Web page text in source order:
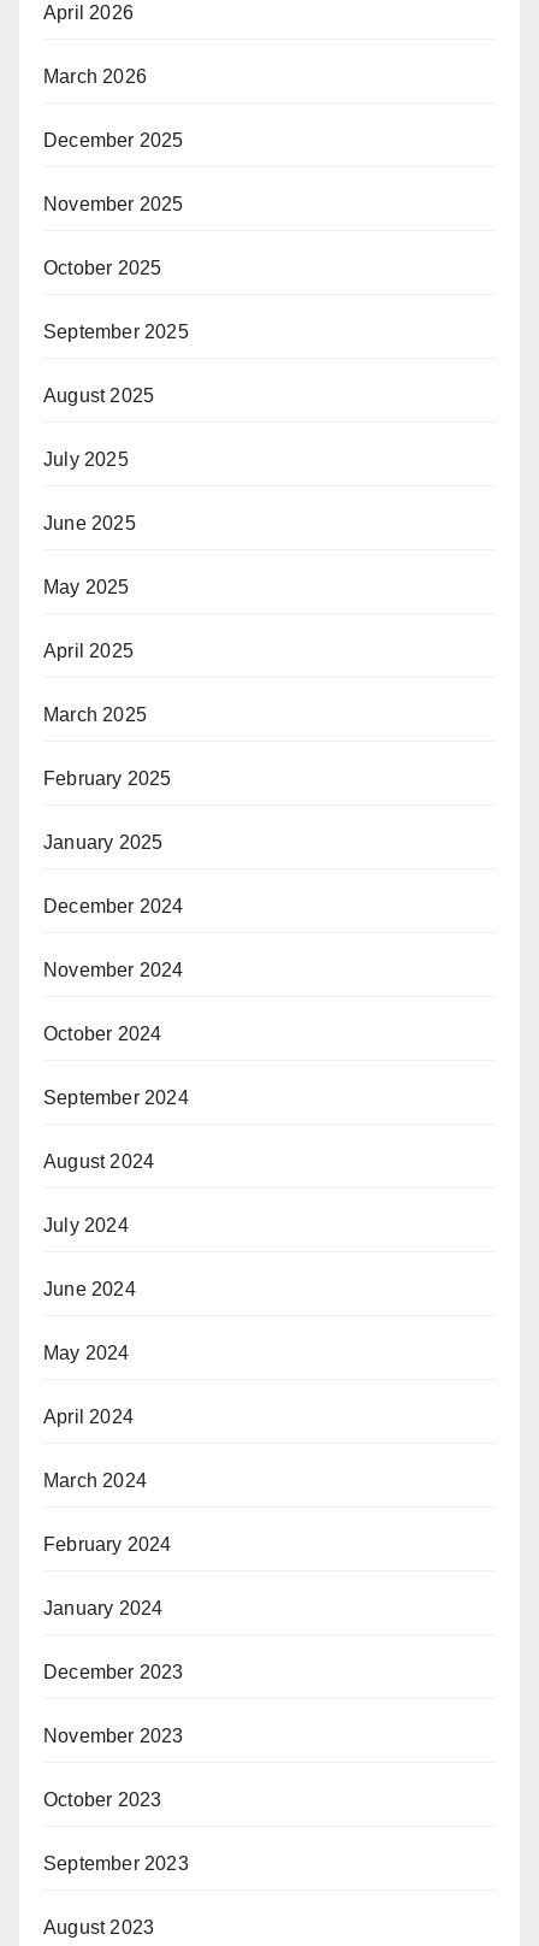
April 2026
March 2026
December 2025
November 2025
October 2025
September 2025
August 2025
July 2025
June 2025
May 2025
April 2025
March 2025
February 2025
January 2025
December 2024
November 2024
October 2024
September 2024
August 2024
July 2024
June 2024
May 2024
April 2024
March 2024
February 2024
January 2024
December 2023
November 2023
October 2023
September 2023
August 2023